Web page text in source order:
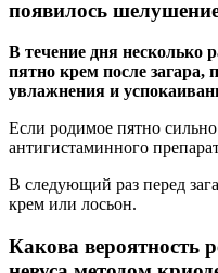
появилось
В течение дня несколько
пятно крем после загара,
увлажнения и
Если родимое пятно
антигистаминного
В следующий раз перед
крем или лосьон.
Какова вероятность